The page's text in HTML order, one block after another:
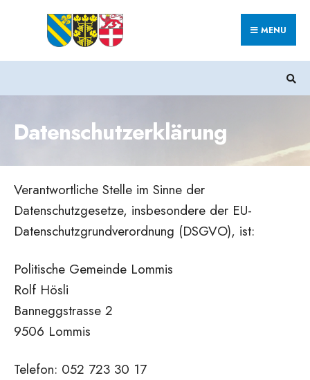
MENU
Datenschutzerklärung
Verantwortliche Stelle im Sinne der
Datenschutzgesetze, insbesondere der EU-
Datenschutzgrundverordnung (DSGVO), ist:
Politische Gemeinde Lommis
Rolf Hösli
Banneggstrasse 2
9506 Lommis
Telefon: 052 723 30 17
Search
for: